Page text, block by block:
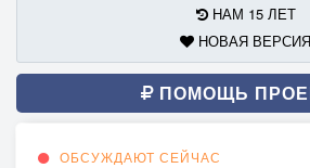
НАМ 15 ЛЕТ
НОВАЯ ВЕРСИЯ
ПОМОЩЬ
ОБСУЖДАЮТ СЕЙЧАС